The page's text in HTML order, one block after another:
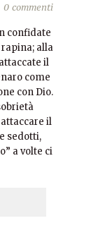
0 commenti
confidate
alla
il
come
con Dio.
il
sedotti,
a volte ci